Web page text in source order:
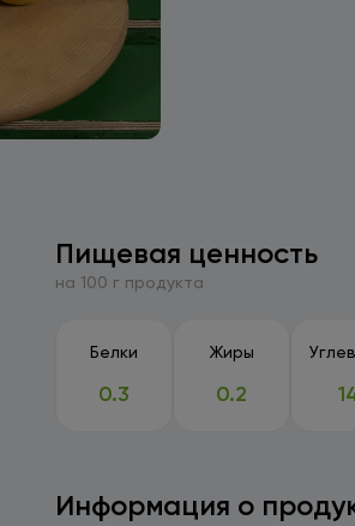
Пищевая ценность
на 100 г продукта
Белки
0.3
Жиры
0.2
Информация о